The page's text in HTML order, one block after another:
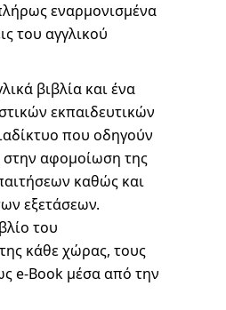
εναρμονισμένα
του αγγλικού
βιβλία και ένα
εκπαιδευτικών
που οδηγούν
αφομοίωση της
καθώς και
εξετάσεων.
του
κάθε χώρας, τους
e-Book μέσα από την